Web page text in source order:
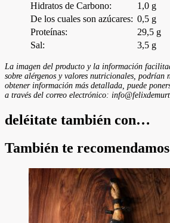
Hidratos de Carbono:
1,0 g
De los cuales son azúcares: 0,5 g
Proteínas:
29,5 g
Sal:
3,5 g
La imagen del producto y la información
sobre alérgenos y valores nutricionales, podrían
obtener información más detallada, puede
a través del correo electrónico:
deléitate también con…
También te